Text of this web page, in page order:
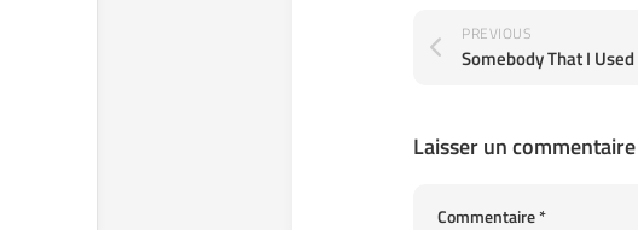
PREVIOUS
Laisser un commentaire
Commentaire*